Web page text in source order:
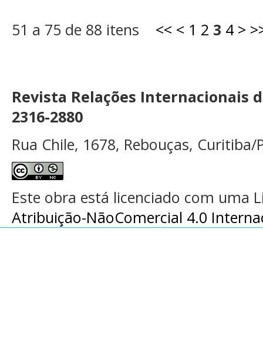
51 a 75 de 88 itens << < 1 2 3 4 >
Revista Relações Internacionais
2316-2880
Rua Chile, 1678, Rebouças, Curitiba/
Este obra está licenciado com uma
Atribuição-NãoComercial 4.0